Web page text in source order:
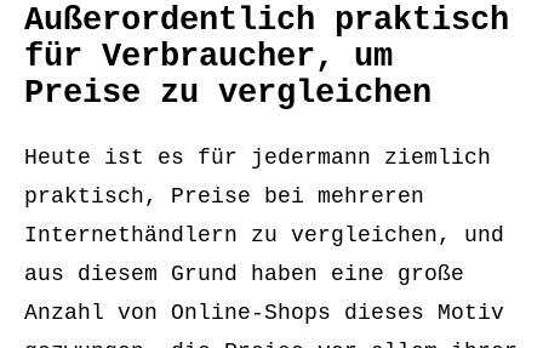
Außerordentlich praktisch
für Verbraucher, um
Preise zu vergleichen
Heute ist es für jedermann ziemlich
praktisch, Preise bei mehreren
Internethändlern zu vergleichen, und
aus diesem Grund haben eine große
Anzahl von Online-Shops dieses Motiv